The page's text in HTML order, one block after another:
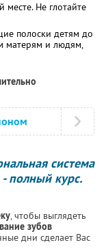
месте. Не глотайте
полоски детям до
матерям и людям,
система
полный курс.
, чтобы выглядеть
зубов
дни сделает Вас